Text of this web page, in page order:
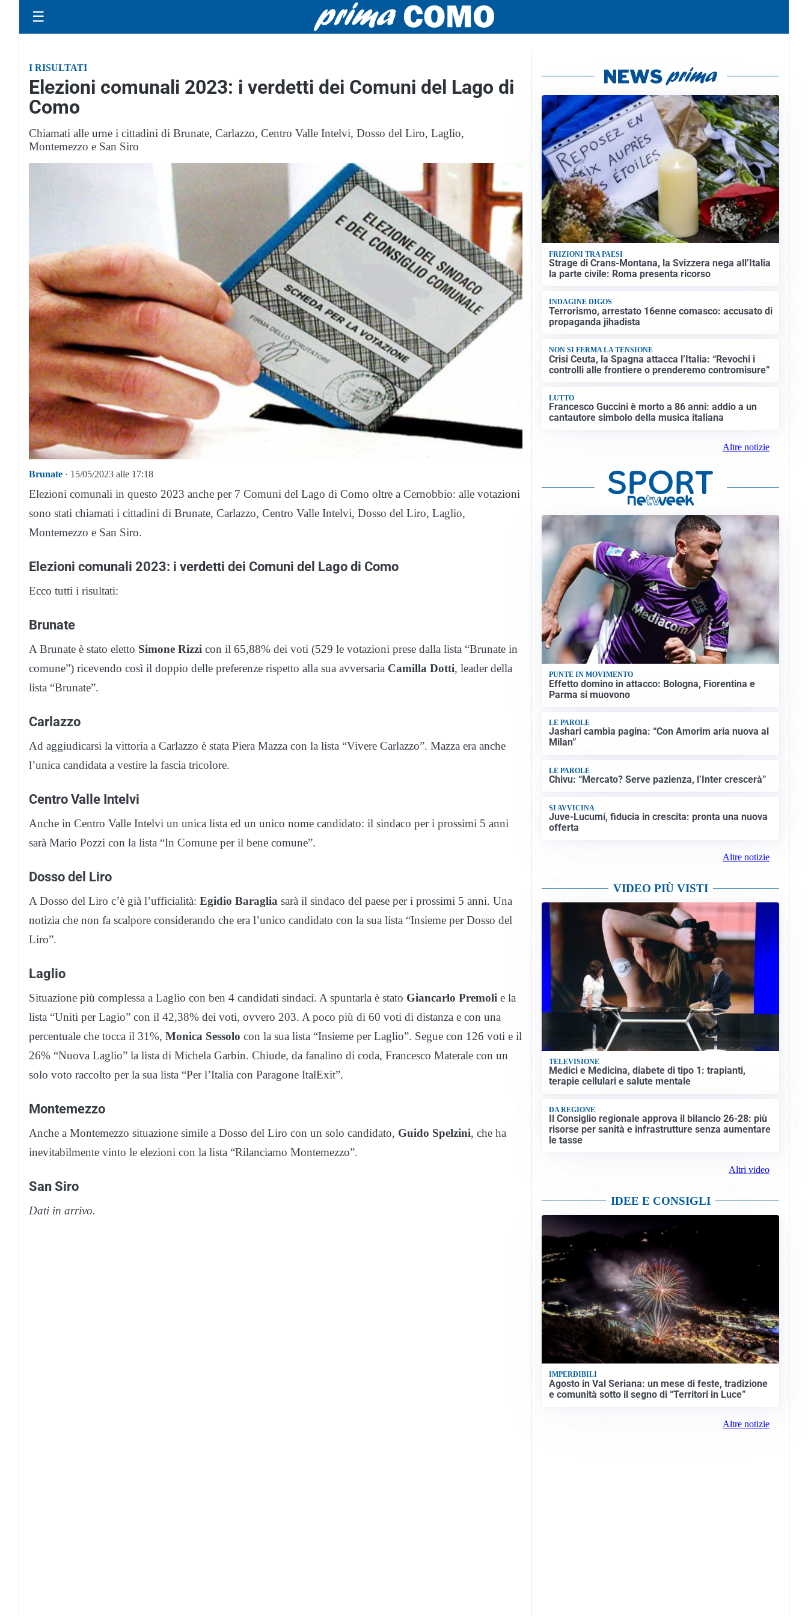
☰
I RISULTATI
Elezioni comunali 2023: i verdetti dei Comuni del Lago di
Como
Chiamati alle urne i cittadini di Brunate, Carlazzo, Centro Valle Intelvi, Dosso del Liro, Laglio,
Montemezzo e San Siro
Brunate · 15/05/2023 alle 17:18
Elezioni comunali in questo 2023 anche per 7 Comuni del Lago di Como oltre a Cernobbio: alle votazioni
sono stati chiamati i cittadini di Brunate, Carlazzo, Centro Valle Intelvi, Dosso del Liro, Laglio,
Montemezzo e San Siro.
Elezioni comunali 2023: i verdetti dei Comuni del Lago di Como
Ecco tutti i risultati:
Brunate
A Brunate è stato eletto Simone Rizzi con il 65,88% dei voti (529 le votazioni prese dalla lista “Brunate in
comune”) ricevendo così il doppio delle preferenze rispetto alla sua avversaria Camilla Dotti, leader della
lista “Brunate”.
Carlazzo
Ad aggiudicarsi la vittoria a Carlazzo è stata Piera Mazza con la lista “Vivere Carlazzo”. Mazza era anche
l’unica candidata a vestire la fascia tricolore.
Centro Valle Intelvi
Anche in Centro Valle Intelvi un unica lista ed un unico nome candidato: il sindaco per i prossimi 5 anni
sarà Mario Pozzi con la lista “In Comune per il bene comune”.
Dosso del Liro
A Dosso del Liro c’è già l’ufficialità: Egidio Baraglia sarà il sindaco del paese per i prossimi 5 anni. Una
notizia che non fa scalpore considerando che era l’unico candidato con la sua lista “Insieme per Dosso del
Liro”.
Laglio
Situazione più complessa a Laglio con ben 4 candidati sindaci. A spuntarla è stato Giancarlo Premoli e la
lista “Uniti per Lagio” con il 42,38% dei voti, ovvero 203. A poco più di 60 voti di distanza e con una
percentuale che tocca il 31%, Monica Sessolo con la sua lista “Insieme per Laglio”. Segue con 126 voti e il
26% “Nuova Laglio” la lista di Michela Garbin. Chiude, da fanalino di coda, Francesco Materale con un
solo voto raccolto per la sua lista “Per l’Italia con Paragone ItalExit”.
Montemezzo
Anche a Montemezzo situazione simile a Dosso del Liro con un solo candidato, Guido Spelzini, che ha
inevitabilmente vinto le elezioni con la lista “Rilanciamo Montemezzo”.
San Siro
Dati in arrivo.
FRIZIONI TRA PAESI
Strage di Crans-Montana, la Svizzera nega all’Italia
la parte civile: Roma presenta ricorso
INDAGINE DIGOS
Terrorismo, arrestato 16enne comasco: accusato di
propaganda jihadista
NON SI FERMA LA TENSIONE
Crisi Ceuta, la Spagna attacca l’Italia: “Revochi i
controlli alle frontiere o prenderemo contromisure”
LUTTO
Francesco Guccini è morto a 86 anni: addio a un
cantautore simbolo della musica italiana
Altre notizie
PUNTE IN MOVIMENTO
Effetto domino in attacco: Bologna, Fiorentina e
Parma si muovono
LE PAROLE
Jashari cambia pagina: “Con Amorim aria nuova al
Milan”
LE PAROLE
Chivu: “Mercato? Serve pazienza, l’Inter crescerà”
SI AVVICINA
Juve-Lucumí, fiducia in crescita: pronta una nuova
offerta
Altre notizie
VIDEO PIÙ VISTI
TELEVISIONE
Medici e Medicina, diabete di tipo 1: trapianti,
terapie cellulari e salute mentale
DA REGIONE
Il Consiglio regionale approva il bilancio 26-28: più
risorse per sanità e infrastrutture senza aumentare
le tasse
Altri video
IDEE E CONSIGLI
IMPERDIBILI
Agosto in Val Seriana: un mese di feste, tradizione
e comunità sotto il segno di “Territori in Luce”
Altre notizie